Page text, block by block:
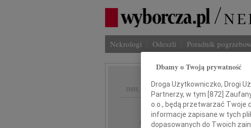
Nekrologi Odeszli Poradnik
IMIĘ I NAZWISKO:
REGION: Warszawa
DATA EMISJI: 14.08.2009
Dbamy o Twoją prywatność
Droga Użytkowniczko, Drogi
Partnerzy, w tym [872]
o.o., będą przetwarzać Twoje
informacje zapisane w tych
dopasowanych do Twoich